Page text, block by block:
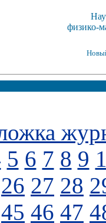
физико-
5 6 7 8 9
26 27 28
45 46 47